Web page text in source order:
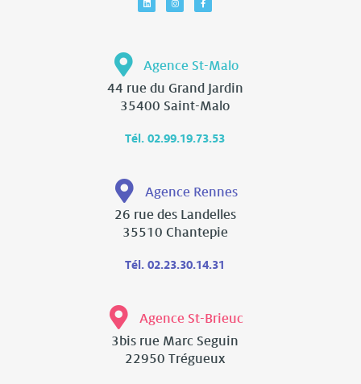
Agence St-Malo
44 rue du Grand Jardin
35400 Saint-Malo
Tél. 02.99.19.73.53
Agence Rennes
26 rue des Landelles
35510 Chantepie
Tél. 02.23.30.14.31
Agence St-Brieuc
3bis rue Marc Seguin
22950 Trégueux